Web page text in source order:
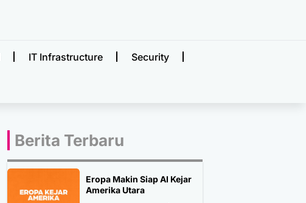
IT Infrastructure Security
Berita Terbaru
Eropa Makin Siap AI Kejar
Amerika Utara